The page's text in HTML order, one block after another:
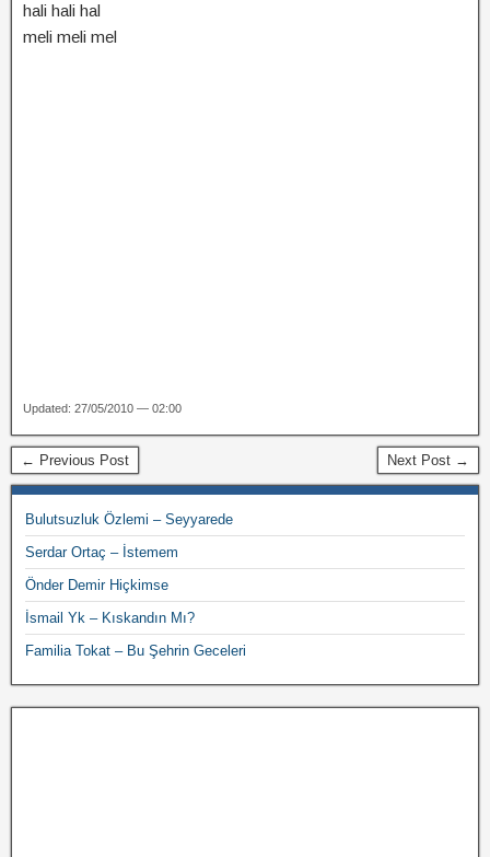
hali hali hal
meli meli mel
Updated: 27/05/2010 — 02:00
← Previous Post Next Post →
Bulutsuzluk Özlemi – Seyyarede
Serdar Ortaç – İstemem
Önder Demir Hiçkimse
İsmail Yk – Kıskandın Mı?
Familia Tokat – Bu Şehrin Geceleri